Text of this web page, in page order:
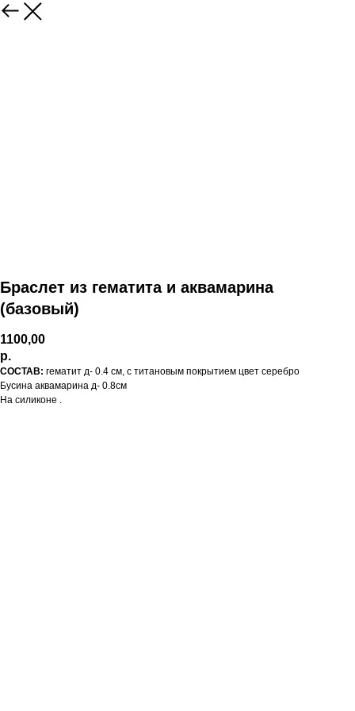
Браслет из гематита и аквамарина
(базовый)
1100,00
р.
СОСТАВ: гематит д- 0.4 см, с титановым покрытием цвет серебро
Бусина аквамарина д- 0.8см
На силиконе .